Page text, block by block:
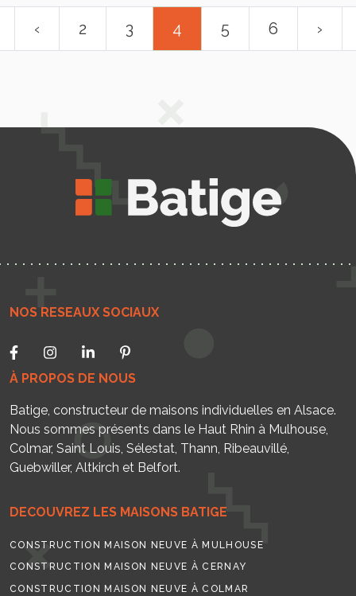
‹ 2 3 4 5 6 ›
À PROPOS DE NOUS
Batige, constructeur de maisons individuelles en Alsace.
Nous sommes présents dans le Haut Rhin à Mulhouse,
Colmar, Saint Louis, Sélestat, Thann, Ribeauvillé,
Guebwiller, Altkirch et Belfort.
NOS RESEAUX SOCIAUX
DECOUVREZ LES MAISONS BATIGE
CONSTRUCTION MAISON NEUVE À MULHOUSE
CONSTRUCTION MAISON NEUVE À CERNAY
CONSTRUCTION MAISON NEUVE À COLMAR